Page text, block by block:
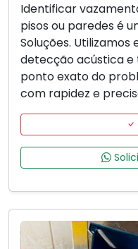
Identificar
pisos ou paredes é
Soluções.
detecção acústica
ponto exato do
com rapidez e